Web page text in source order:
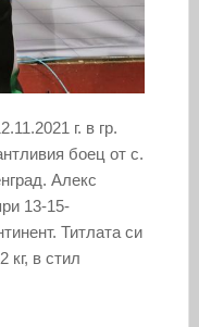
г. в гр.
боец от с.
Алекс
13-15-
Титлата си
кг, в стил